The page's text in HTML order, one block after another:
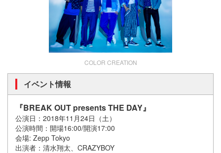
COLOR CREATION
イベント情報
『BREAK OUT presents THE DAY』
公演日：2018年11月24日（土）
公演時間：開場16:00/開演17:00
会場: Zepp Tokyo
出演者：清水翔太、CRAZYBOY